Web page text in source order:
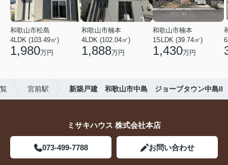
和歌山市松島
4LDK (103.49㎡)
1,980万円
和歌山市楠本
4LDK (102.04㎡)
1,888万円
和歌山市楠本
1SLDK (39.74㎡)
1,430万円
宮前駅 新築戸建 和歌山市中島 ジョーブタウン中島II
ミサキハウス 株式会社本店
073-499-7788 お問い合わせ